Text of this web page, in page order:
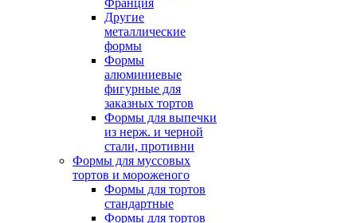
Другие
металлические
формы
Формы
алюминиевые
фигурные для
заказных тортов
Формы для выпечки
из нерж. и черной
стали, противни
Формы для муссовых
тортов и мороженого
Формы для тортов
стандартные
Формы для тортов